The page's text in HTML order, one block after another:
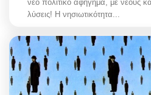
νέο πολιτικό αφήγημα, με νέους
λύσεις! Η νησιωτικότητα...